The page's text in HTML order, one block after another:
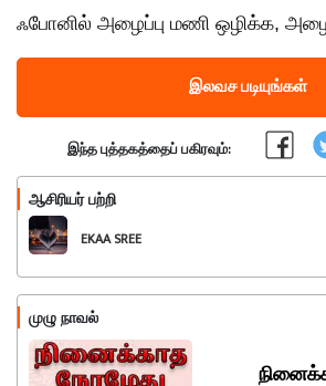
ஃபோனில் அழைப்பு மணி ஒழிக்க,
இலவச படியுங்கள்
இந்த புத்தகத்தைப் பகிரவும்:
ஆசிரியர் பற்றி
EKAA SREE
முழு நாவல்